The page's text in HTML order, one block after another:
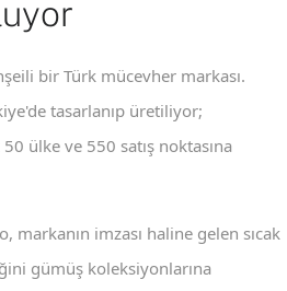
bir Türk mücevher markası.
tasarlanıp üretiliyor;
ülke ve 550 satış noktasına
markanın imzası haline gelen sıcak
gümüş koleksiyonlarına